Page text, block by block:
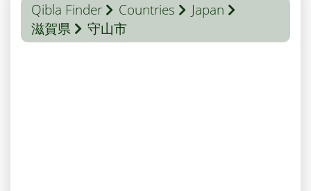
Qibla Finder Countries
Japan
滋賀県
守山市